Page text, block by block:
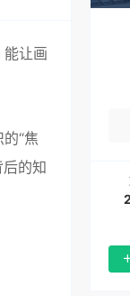
让画
“焦
的知